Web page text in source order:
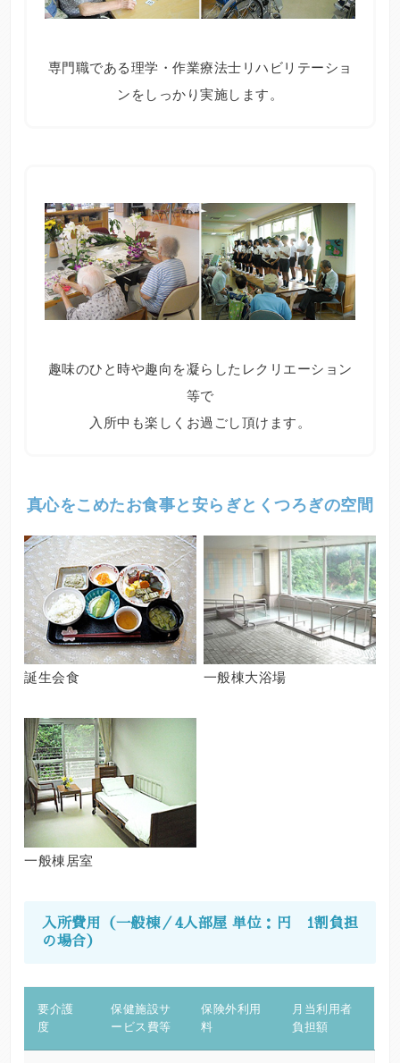
専門職である理学・作業療法士リハビリテーショ
ンをしっかり実施します。
趣味のひと時や趣向を凝らしたレクリエーション
等で
入所中も楽しくお過ごし頂けます。
真心をこめたお食事と安らぎとくつろぎの空間
誕生会食 一般棟大浴場
一般棟居室
入所費用（一般棟／4人部屋 単位：円 1割負担
の場合）
要介護
度
保健施設サ
ービス費等
保険外利用
料
月当利用者
負担額